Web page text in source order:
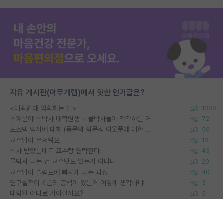
자유 게시판(아무개랩)에서 핫한 인기글은?
<대학원에 입학하는 법> 1388
소재분야 석박사 대학원생 + 물박사들이 착각하는 거 72
포스텍 억까에 대해 (동문의 학문적 아웃풋에 대한 반박) 50
교수님이 무서워요 16
석사 받았는데도 교수랑 연락한다. 43
물박사 되는 건 교수탓도 있는거 아니냐 29
교수님이 슬럼프에 빠지게 되는 과정 40
연구실적이 4년의 공백이 있는거 어떻게 생각하냐 3
대학원 어디로 가야할까요? 5